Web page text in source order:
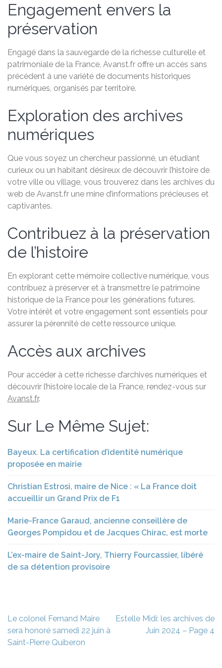
Engagement envers la
préservation
Engagé dans la sauvegarde de la richesse culturelle et
patrimoniale de la France, Avanst.fr offre un accès sans
précédent à une variété de documents historiques
numériques, organisés par territoire.
Exploration des archives
numériques
Que vous soyez un chercheur passionné, un étudiant
curieux ou un habitant désireux de découvrir l’histoire de
votre ville ou village, vous trouverez dans les archives du
web de Avanst.fr une mine d’informations précieuses et
captivantes.
Contribuez à la préservation
de l’histoire
En explorant cette mémoire collective numérique, vous
contribuez à préserver et à transmettre le patrimoine
historique de la France pour les générations futures.
Votre intérêt et votre engagement sont essentiels pour
assurer la pérennité de cette ressource unique.
Accès aux archives
Pour accéder à cette richesse d’archives numériques et
découvrir l’histoire locale de la France, rendez-vous sur
Avanst.fr.
Sur Le Même Sujet:
Bayeux. La certification d’identité numérique
proposée en mairie
Christian Estrosi, maire de Nice : « La France doit
accueillir un Grand Prix de F1
Marie-France Garaud, ancienne conseillère de
Georges Pompidou et de Jacques Chirac, est morte
L’ex-maire de Saint-Jory, Thierry Fourcassier, libéré
de sa détention provisoire
Navigation
de
l’article
Le colonel Fernand Maire
sera honoré samedi 22 juin à
Saint-Pierre Quiberon
Estelle Midi: les archives de
Juin 2024 – Page 4